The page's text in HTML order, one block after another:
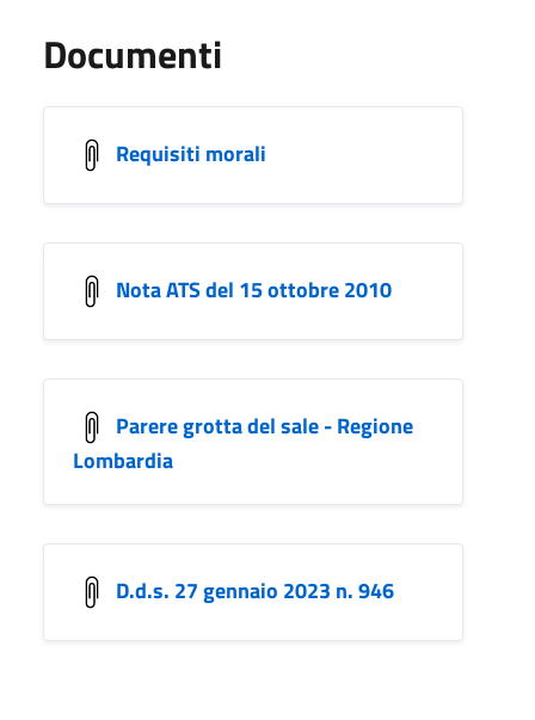
Documenti
Requisiti morali
Nota ATS del 15 ottobre 2010
Parere grotta del sale - Regione
Lombardia
D.d.s. 27 gennaio 2023 n. 946